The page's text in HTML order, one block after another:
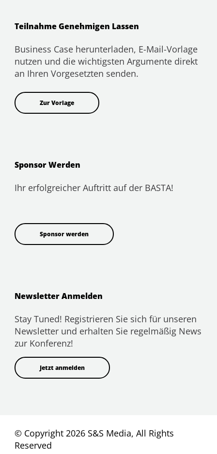
Teilnahme Genehmigen Lassen
Business Case herunterladen, E-Mail-Vorlage
nutzen und die wichtigsten Argumente direkt
an Ihren Vorgesetzten senden.
Zur Vorlage
Sponsor Werden
Ihr erfolgreicher Auftritt auf der BASTA!
Sponsor werden
Newsletter Anmelden
Stay Tuned! Registrieren Sie sich für unseren
Newsletter und erhalten Sie regelmäßig News
zur Konferenz!
Jetzt anmelden
© Copyright 2026 S&S Media, All Rights
Reserved